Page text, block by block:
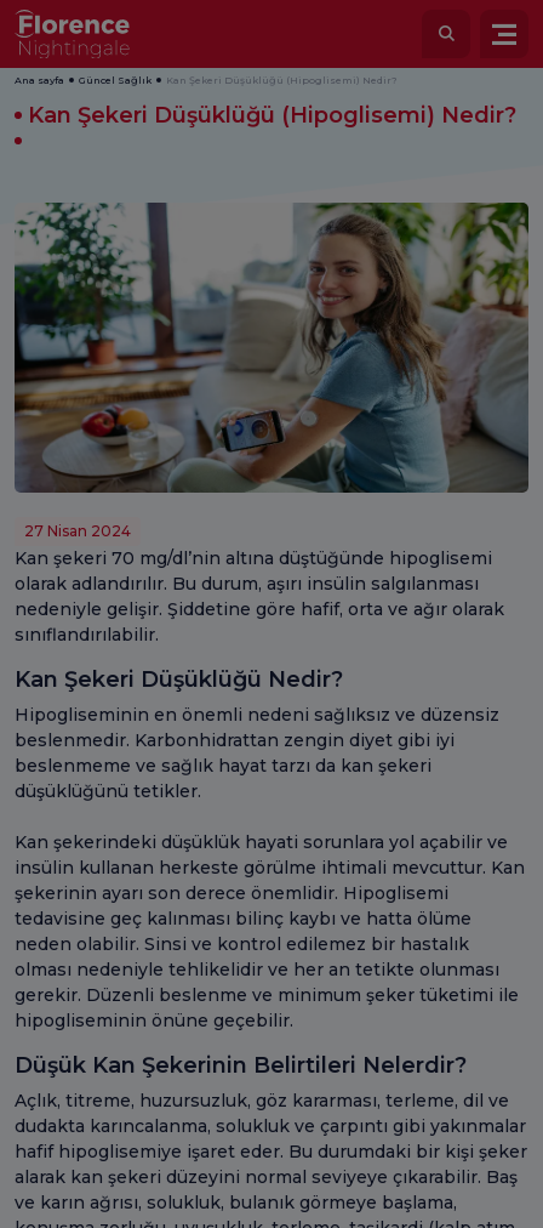
Ana sayfa Güncel Sağlık Kan Şekeri Düşüklüğü (Hipoglisemi) Nedir?
Kan Şekeri Düşüklüğü (Hipoglisemi) Nedir?
27 Nisan 2024
Kan şekeri 70 mg/dl’nin altına düştüğünde hipoglisemi
olarak adlandırılır. Bu durum, aşırı insülin salgılanması
nedeniyle gelişir. Şiddetine göre hafif, orta ve ağır olarak
sınıflandırılabilir.
Kan Şekeri Düşüklüğü Nedir?
Hipogliseminin en önemli nedeni sağlıksız ve düzensiz
beslenmedir. Karbonhidrattan zengin diyet gibi iyi
beslenmeme ve sağlık hayat tarzı da kan şekeri
düşüklüğünü tetikler.
Kan şekerindeki düşüklük hayati sorunlara yol açabilir ve
insülin kullanan herkeste görülme ihtimali mevcuttur. Kan
şekerinin ayarı son derece önemlidir. Hipoglisemi
tedavisine geç kalınması bilinç kaybı ve hatta ölüme
neden olabilir. Sinsi ve kontrol edilemez bir hastalık
olması nedeniyle tehlikelidir ve her an tetikte olunması
gerekir. Düzenli beslenme ve minimum şeker tüketimi ile
hipogliseminin önüne geçebilir.
Düşük Kan Şekerinin Belirtileri Nelerdir?
Açlık, titreme, huzursuzluk, göz kararması, terleme, dil ve
dudakta karıncalanma, solukluk ve çarpıntı gibi yakınmalar
hafif hipoglisemiye işaret eder. Bu durumdaki bir kişi şeker
alarak kan şekeri düzeyini normal seviyeye çıkarabilir. Baş
ve karın ağrısı, solukluk, bulanık görmeye başlama,